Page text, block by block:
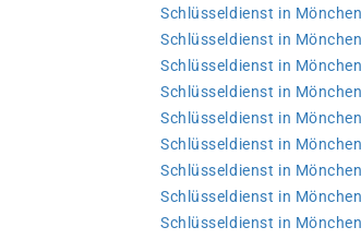
Schlüsseldienst in
Schlüsseldienst in
Schlüsseldienst in
Schlüsseldienst in
Schlüsseldienst in
Schlüsseldienst in
Schlüsseldienst in
Schlüsseldienst in
Schlüsseldienst in